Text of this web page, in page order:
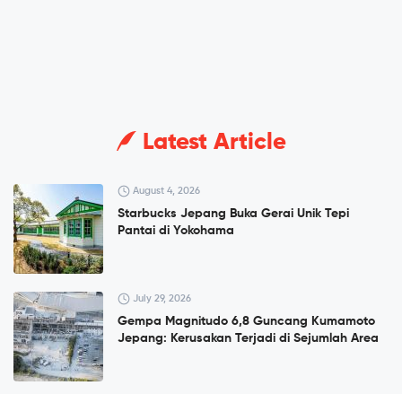
Latest Article
August 4, 2026
Starbucks Jepang Buka Gerai Unik Tepi
Pantai di Yokohama
July 29, 2026
Gempa Magnitudo 6,8 Guncang Kumamoto
Jepang: Kerusakan Terjadi di Sejumlah Area